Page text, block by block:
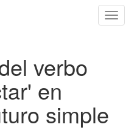
verbo
en
simple